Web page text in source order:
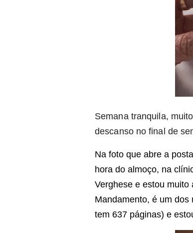
Semana tranquila,
descanso no final de
Na foto que abre a
hora do almoço, na
Verghese e estou
Mandamento, é um
tem 637 páginas) e